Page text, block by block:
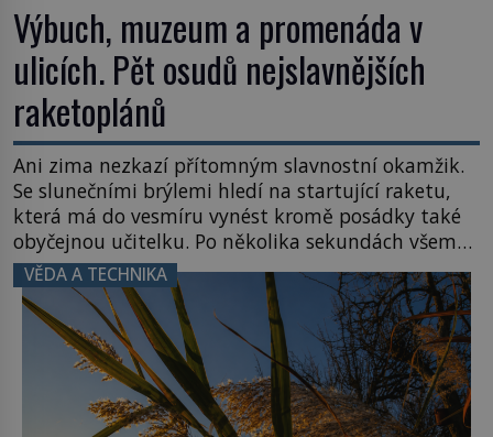
Výbuch, muzeum a promenáda v
ulicích. Pět osudů nejslavnějších
raketoplánů
Ani zima nezkazí přítomným slavnostní okamžik.
Se slunečními brýlemi hledí na startující raketu,
která má do vesmíru vynést kromě posádky také
obyčejnou učitelku. Po několika sekundách všem
ztuhnou úsměvy, stroj totiž exploduje. Jejich
konstrukce není z levného kraje, daňové
poplatníky stojí miliardy dolarů. Na druhou stranu
zvládnou jen představitelné věci. Na malé kousky
Název: Columbia První […]
VĚDA A TECHNIKA